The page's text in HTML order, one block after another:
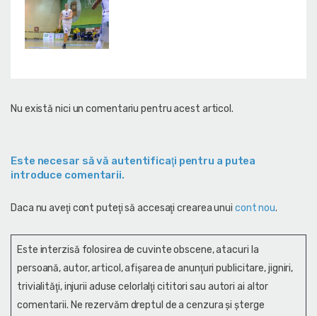
Nu există nici un comentariu pentru acest articol.
Este necesar să vă autentificaţi pentru a putea
introduce comentarii.
Daca nu aveţi cont puteţi să accesaţi crearea unui cont nou.
Este interzisă folosirea de cuvinte obscene, atacuri la
persoană, autor, articol, afişarea de anunţuri publicitare, jigniri,
trivialităţi, injurii aduse celorlalţi cititori sau autori ai altor
comentarii. Ne rezervăm dreptul de a cenzura și şterge